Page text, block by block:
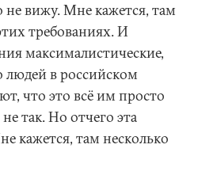
вижу. Мне кажется, там
требованиях. И
максималистические,
людей в российском
что это всё им просто
так. Но отчего эта
кажется, там несколько